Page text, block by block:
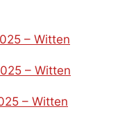
– Witten
– Witten
– Witten